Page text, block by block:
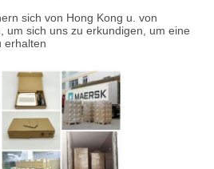
sich von Hong Kong u. von
um sich uns zu erkundigen, um eine
erhalten